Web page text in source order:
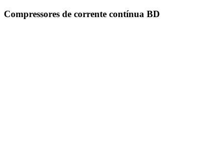
Compressores de corrente contínua BD